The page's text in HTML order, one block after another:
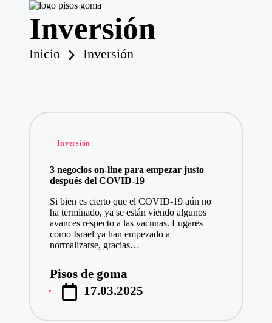
P
o
s
a
Inversión
Inicio Inversión
Publicado
Inversión
3 negocios on-line para empezar justo
después del COVID-19
Si bien es cierto que el COVID-19 aún no
ha terminado, ya se están viendo algunos
avances respecto a las vacunas. Lugares
como Israel ya han empezado a
normalizarse, gracias…
Publicado
por
Pisos de goma
17.03.2025